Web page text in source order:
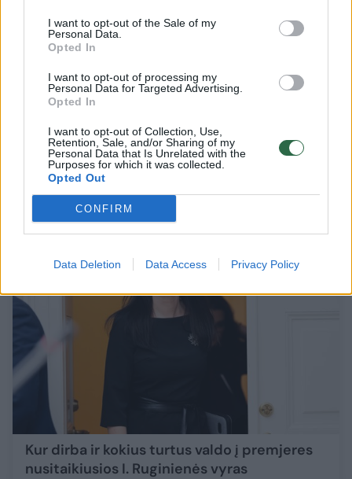
I want to opt-out of the Sale of my
Personal Data.
Opted In
I want to opt-out of processing my
Personal Data for Targeted Advertising.
Opted In
I want to opt-out of Collection, Use,
Retention, Sale, and/or Sharing of my
Personal Data that Is Unrelated with the
Purposes for which it was collected.
Opted Out
CONFIRM
Data Deletion Data Access Privacy Policy
VMI tikslina datą dėl pajamų deklaravimo:
viskas, ką reikia žinoti
Verslas 2026-02-13
Kur dirba ir kokius turtus valdo į premjeres
nusitaikiusios I. Ruginienės vyras